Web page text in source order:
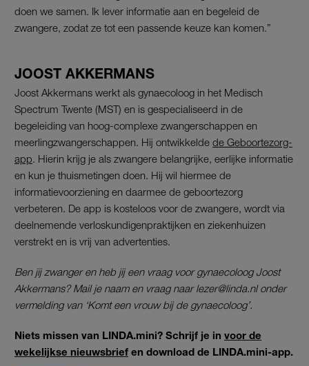
doen we samen. Ik lever informatie aan en begeleid de
zwangere, zodat ze tot een passende keuze kan komen.”
JOOST AKKERMANS
Joost Akkermans werkt als gynaecoloog in het Medisch
Spectrum Twente (MST) en is gespecialiseerd in de
begeleiding van hoog-complexe zwangerschappen en
meerlingzwangerschappen. Hij ontwikkelde de Geboortezorg-
app . Hierin krijg je als zwangere belangrijke, eerlijke informatie
en kun je thuismetingen doen. Hij wil hiermee de
informatievoorziening en daarmee de geboortezorg
verbeteren. De app is kosteloos voor de zwangere, wordt via
deelnemende verloskundigenpraktijken en ziekenhuizen
verstrekt en is vrij van advertenties.
Ben jij zwanger en heb jij een vraag voor gynaecoloog Joost
Akkermans? Mail je naam en vraag naar lezer@linda.nl onder
vermelding van ‘Komt een vrouw bij de gynaecoloog’.
Niets missen van LINDA.mini? Schrijf je in voor de
wekelijkse nieuwsbrief en download de LINDA.mini-app.